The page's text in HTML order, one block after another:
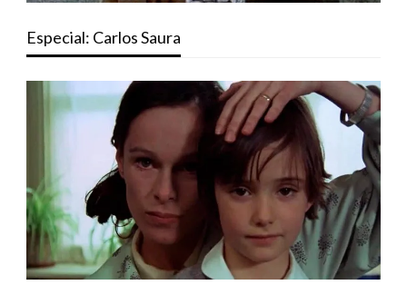
Especial: Carlos Saura